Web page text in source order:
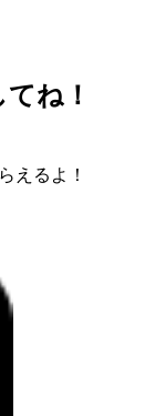
ね！
えるよ！